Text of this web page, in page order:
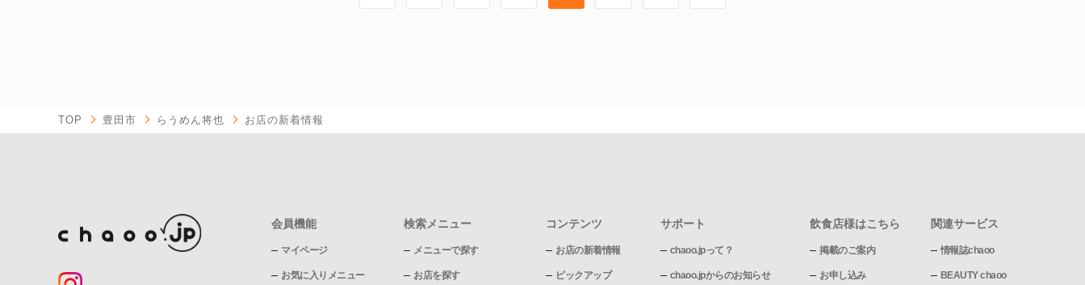
TOP 豊田市 らうめん将也 お店の新着情報
会員機能
マイページ
お気に入りメニュー
検索メニュー
メニューで探す
お店を探す
コンテンツ
お店の新着情報
ピックアップ
サポート
chaoo.jpって？
chaoo.jpからのお知らせ
飲食店様はこちら
掲載のご案内
お申し込み
関連サービス
情報誌chaoo
BEAUTY chaoo